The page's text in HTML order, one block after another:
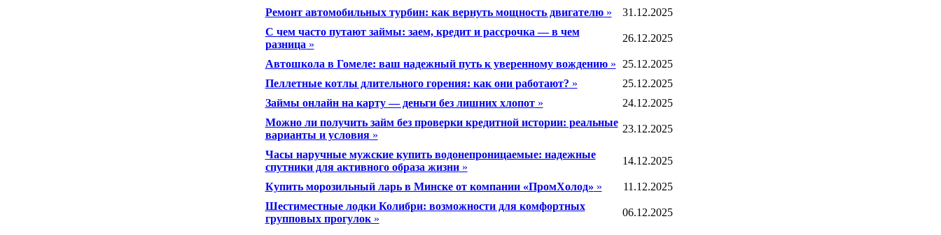
Ремонт автомобильных турбин: как вернуть мощность двигателю»
31.12.2025
С чем часто путают займы: заем, кредит и рассрочка — в чем
разница »
26.12.2025
Автошкола в Гомеле: ваш надежный путь к уверенному вождению»
25.12.2025
Пеллетные котлы длительного горения: как они работают? »
25.12.2025
Займы онлайн на карту — деньги без лишних хлопот»
24.12.2025
Можно ли получить займ без проверки кредитной истории: реальные
варианты и условия»
23.12.2025
Часы наручные мужские купить водонепроницаемые: надежные
спутники для активного образа жизни»
14.12.2025
Купить морозильный ларь в Минске от компании «ПромХолод» »
11.12.2025
Шестиместные лодки Колибри: возможности для комфортных
групповых прогулок»
06.12.2025